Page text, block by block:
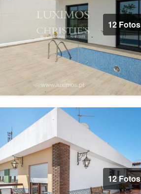
12 Fotos
12 Fotos